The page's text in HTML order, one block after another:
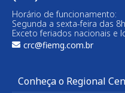
Horário de funcionamento:
Segunda a sexta-feira das
Exceto feriados nacionais e
crc@fiemg.com.br
Conheça o Regional